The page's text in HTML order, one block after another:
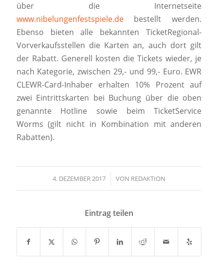
über die Internetseite
www.nibelungenfestspiele.debestellt werden.
Ebenso bieten alle bekannten TicketRegional-
Vorverkaufsstellen die Karten an, auch dort gilt
der Rabatt. Generell kosten die Tickets wieder, je
nach Kategorie, zwischen 29,- und 99,- Euro. EWR
CLEWR-Card-Inhaber erhalten 10% Prozent auf
zwei Eintrittskarten bei Buchung über die oben
genannte Hotline sowie beim TicketService
Worms (gilt nicht in Kombination mit anderen
Rabatten).
4. DEZEMBER 2017
/ VON REDAKTION
Eintrag teilen